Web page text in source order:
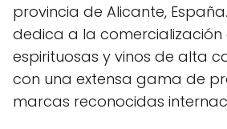
provincia de Alicante,
dedica a la
espirituosas y vinos de alta
con una extensa gama de
marcas reconocidas